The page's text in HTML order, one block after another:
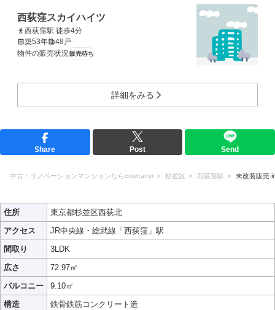
西荻窪スカイハイツ
西荻窪駅 徒歩4分
築53年
48戸
物件の販売状況販売待ち
詳細をみる
Share Post Send
中古・リノベーションマンションならcowcamo 杉並区 西荻窪駅 未改装販売
住所
東京都杉並区西荻北
アクセス
JR中央線・総武線「西荻窪」駅
間取り
3LDK
広さ
72.97㎡
バルコニー
9.10㎡
構造
鉄骨鉄筋コンクリート造